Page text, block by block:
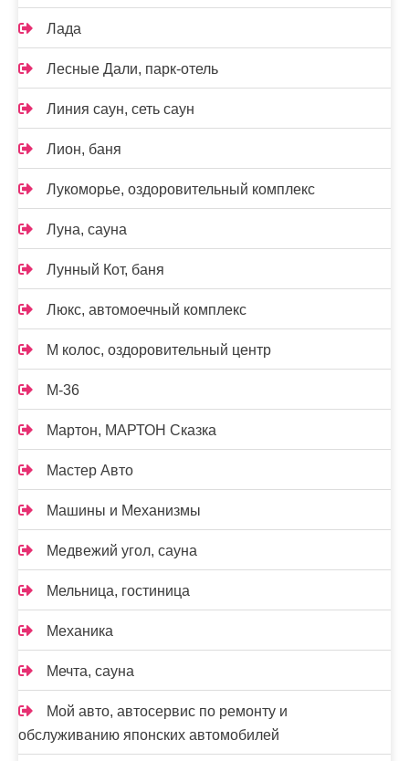
Лада
Лесные Дали, парк-отель
Линия саун, сеть саун
Лион, баня
Лукоморье, оздоровительный комплекс
Луна, сауна
Лунный Кот, баня
Люкс, автомоечный комплекс
М колос, оздоровительный центр
М-36
Мартон, МАРТОН Сказка
Мастер Авто
Машины и Механизмы
Медвежий угол, сауна
Мельница, гостиница
Механика
Мечта, сауна
Мой авто, автосервис по ремонту и
обслуживанию японских автомобилей